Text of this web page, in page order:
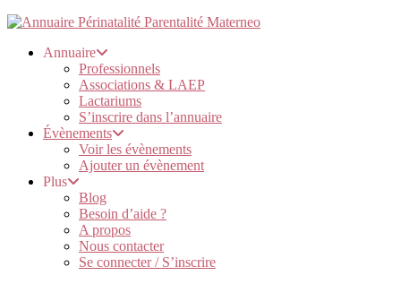
Annuaire
Professionnels
Associations & LAEP
Lactariums
S’inscrire dans l’annuaire
Évènements
Voir les évènements
Ajouter un évènement
Plus
Blog
Besoin d’aide ?
A propos
Nous contacter
Se connecter / S’inscrire